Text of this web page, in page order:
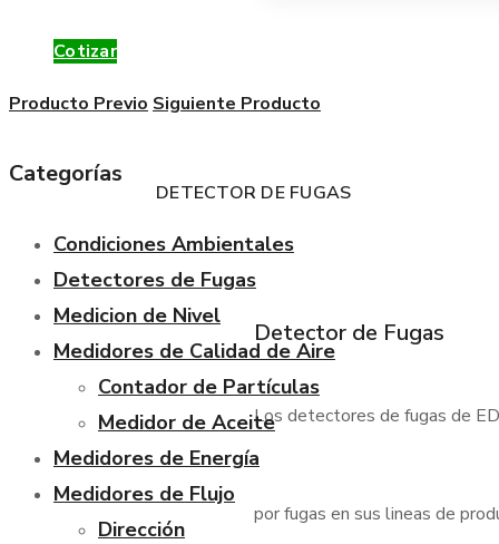
DETECTOR DE FUGAS
Detector de Fugas
Los detectores de fugas de
por fugas en sus lineas de
Cotizar
Producto Previo Siguiente Producto
Categorías
Condiciones Ambientales
Detectores de Fugas
Medicion de Nivel
Medidores de Calidad de Aire
Contador de Partículas
Medidor de Aceite
Medidores de Energía
Medidores de Flujo
Dirección